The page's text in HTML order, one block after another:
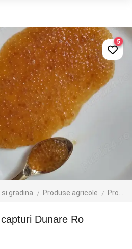
si gradina Produse agricole Produse agroalimentare
5
capturi Dunare Ro